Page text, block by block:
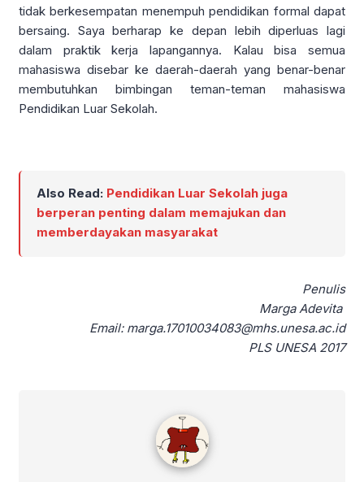
tidak berkesempatan menempuh pendidikan formal dapat
bersaing. Saya berharap ke depan lebih diperluas lagi
dalam praktik kerja lapangannya. Kalau bisa semua
mahasiswa disebar ke daerah-daerah yang benar-benar
membutuhkan bimbingan teman-teman mahasiswa
Pendidikan Luar Sekolah.
Also Read: Pendidikan Luar Sekolah juga
berperan penting dalam memajukan dan
memberdayakan masyarakat
Penulis
Marga Adevita
Email: marga.17010034083@mhs.unesa.ac.id
PLS UNESA 2017